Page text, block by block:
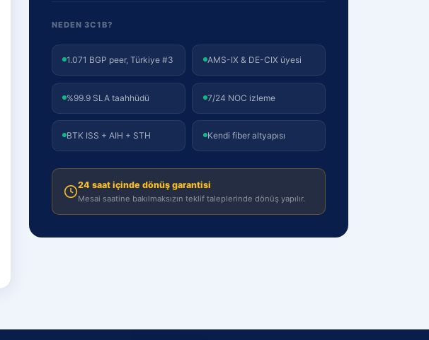
NEDEN 3C1B?
1.071 BGP peer, Türkiye #3 AMS-IX & DE-CIX üyesi
%99.9 SLA taahhüdü 7/24 NOC izleme
BTK ISS + AIH + STH Kendi fiber altyapısı
24 saat içinde dönüş garantisi
Mesai saatine bakılmaksızın teklif taleplerinde dönüş yapılır.